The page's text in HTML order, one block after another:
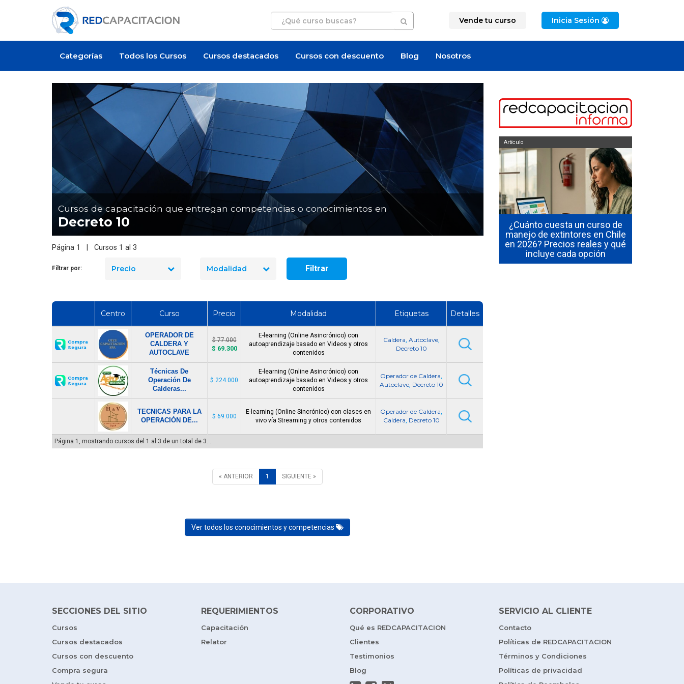
Vende tu curso Inicia Sesión
Categorías Todos los Cursos Cursos destacados Cursos con descuento Blog Nosotros
Cursos de capacitación que entregan competencias o conocimientos en
Decreto 10
Página 1 | Cursos 1 al 3
Filtrar por: Precio Modalidad Filtrar
Centro Curso Precio Modalidad Etiquetas Detalles
Compra
Segura
OPERADOR DE
CALDERA Y
AUTOCLAVE
$ 77.000
$ 69.300
E-learning (Online Asincrónico) con
autoaprendizaje basado en Videos y otros
contenidos
Caldera, Autoclave,
Decreto 10
Compra
Segura
Técnicas De
Operación De
Calderas...
$ 224.000
E-learning (Online Asincrónico) con
autoaprendizaje basado en Videos y otros
contenidos
Operador de Caldera,
Autoclave, Decreto 10
TECNICAS PARA LA
OPERACIÓN DE...
$ 69.000
E-learning (Online Sincrónico) con clases en
vivo vía Streaming y otros contenidos
Operador de Caldera,
Caldera, Decreto 10
Página 1, mostrando cursos del 1 al 3 de un total de 3. .
« ANTERIOR 1 SIGUIENTE »
Ver todos los conocimientos y competencias
Cómo Ser Brigadista de
Emergencia en Chile:
Funciones y Requisitos
¿Cuánto cuesta certificarse en
seguridad industrial en Chile
¿Cuánto cuesta un curso de
manejo de extintores en Chile
en 2026? Precios reales y qué
incluye cada opción
Artículo
SECCIONES DEL SITIO
Cursos
Cursos destacados
Cursos con descuento
Compra segura
REQUERIMIENTOS
Capacitación
Relator
CORPORATIVO
Qué es REDCAPACITACION
Clientes
Testimonios
Blog
SERVICIO AL CLIENTE
Contacto
Políticas de REDCAPACITACION
Términos y Condiciones
Políticas de privacidad